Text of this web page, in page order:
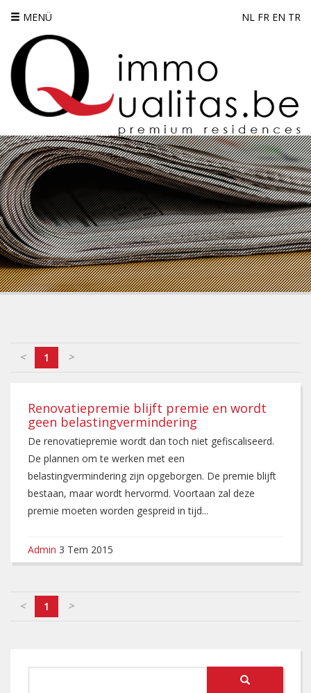
MENÜ NL FR EN TR
< 1 >
Renovatiepremie blijft premie en wordt
geen belastingvermindering
De renovatiepremie wordt dan toch niet gefiscaliseerd.
De plannen om te werken met een
belastingvermindering zijn opgeborgen. De premie blijft
bestaan, maar wordt hervormd. Voortaan zal deze
premie moeten worden gespreid in tijd...
Admin 3 Tem 2015
< 1 >